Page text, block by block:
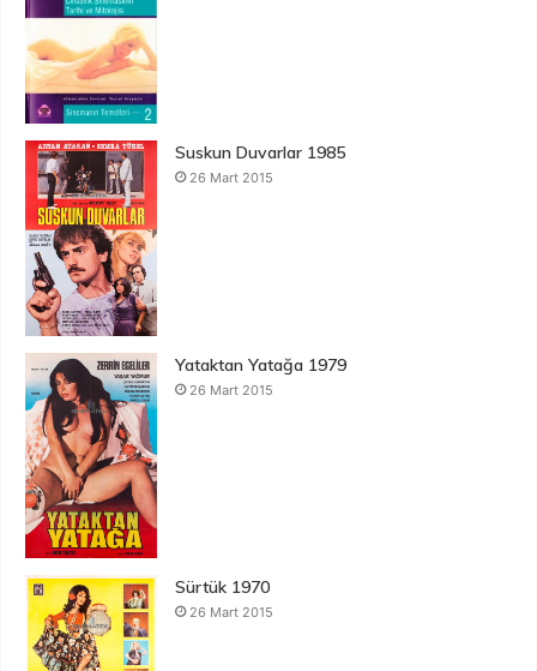
Suskun Duvarlar 1985
26 Mart 2015
Yataktan Yatağa 1979
26 Mart 2015
Sürtük 1970
26 Mart 2015